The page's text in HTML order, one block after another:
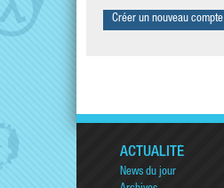
Créer un nouveau compte
ACTUALITÉ
News du jour